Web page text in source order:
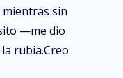
mientras sin
—me dio
rubia.Creo